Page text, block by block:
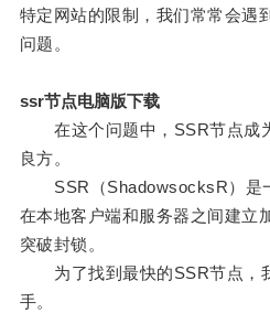
特定网站的限制，我们常常会遇
问题。
ssr节点电脑版下载
在这个问题中，SSR节点成
良方。
SSR（ShadowsocksR）是
在本地客户端和服务器之间建立
突破封锁。
为了找到最快的SSR节点，
手。